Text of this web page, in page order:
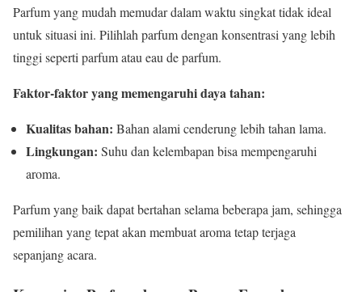
Parfum yang mudah memudar dalam waktu singkat tidak ideal
untuk situasi ini. Pilihlah parfum dengan konsentrasi yang lebih
tinggi seperti parfum atau eau de parfum.
Faktor-faktor yang memengaruhi daya tahan:
Kualitas bahan: Bahan alami cenderung lebih tahan lama.
Lingkungan: Suhu dan kelembapan bisa mempengaruhi
aroma.
Parfum yang baik dapat bertahan selama beberapa jam, sehingga
pemilihan yang tepat akan membuat aroma tetap terjaga
sepanjang acara.